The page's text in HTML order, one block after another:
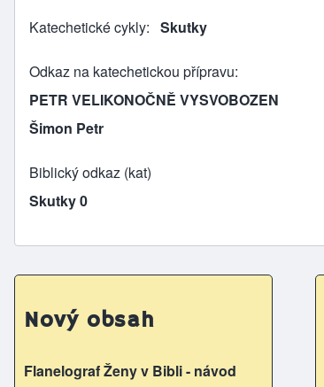
Katechetické cykly Skutky
Odkaz na katechetickou přípravu
PETR VELIKONOČNĚ VYSVOBOZEN
Šimon Petr
Biblický odkaz (kat)
Skutky 0
Nový obsah
Flanelograf Ženy v Bibli - návod